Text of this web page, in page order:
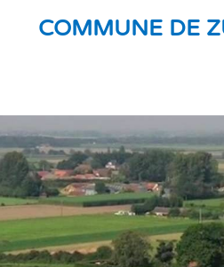
COMMUNE DE